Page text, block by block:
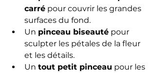
carré pour couvrir les grandes
surfaces du fond.
Un pinceau biseauté pour
sculpter les pétales de la fleur
et les détails.
Un tout petit pinceau pour les